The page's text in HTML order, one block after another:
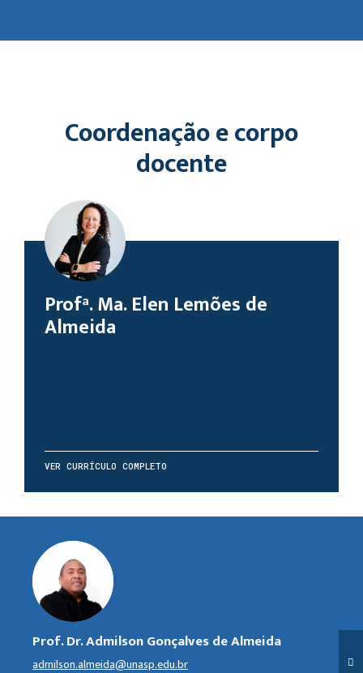
Coordenação e corpo
docente
Profª. Ma. Elen Lemões de
Almeida
VER CURRÍCULO COMPLETO
Prof. Dr. Admilson Gonçalves de Almeida
admilson.almeida@unasp.edu.br